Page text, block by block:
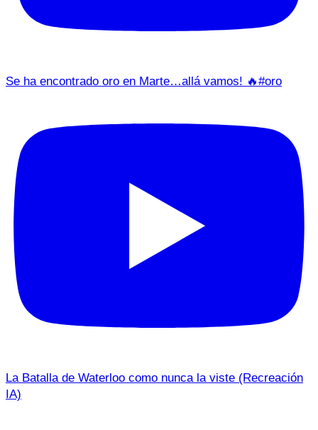
Se ha encontrado oro en Marte…allá vamos! 🔥#oro
La Batalla de Waterloo como nunca la viste (Recreación
IA)